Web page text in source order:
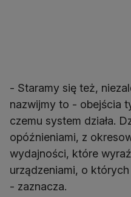
- Staramy się też,
nazwijmy to - obejścia
czemu system działa.
opóźnieniami, z
wydajności, które
urządzeniami, o
- zaznacza.